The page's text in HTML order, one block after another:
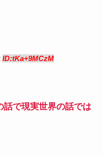
ID:tKa+9MCzM
話で現実世界の話では